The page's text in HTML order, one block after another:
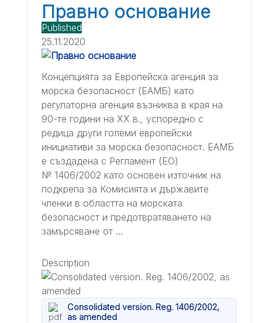
Правно основание
Published
25.11.2020
Концепцията за Европейска агенция за
морска безопасност (ЕАМБ) като
регулаторна агенция възниква в края на
90-те години на ХХ в., успоредно с
редица други големи европейски
инициативи за морска безопасност. ЕАМБ
е създадена с Регламент (ЕО)
№ 1406/2002 като основен източник на
подкрепа за Комисията и държавите
членки в областта на морската
безопасност и предотвратяването на
замърсяване от ...
Description
Consolidated version. Reg. 1406/2002,
as amended